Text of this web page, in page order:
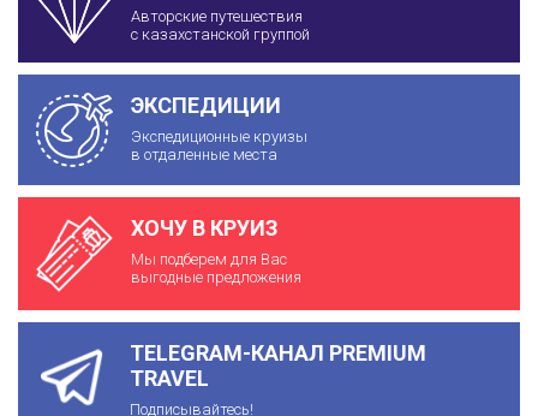
Авторские путешествия
с казахстанской группой
ЭКСПЕДИЦИИ
Экспедиционные круизы
в отдаленные места
ХОЧУ В КРУИЗ
Мы подберем для Вас
выгодные предложения
TELEGRAM-КАНАЛ PREMIUM
TRAVEL
Подписывайтесь!